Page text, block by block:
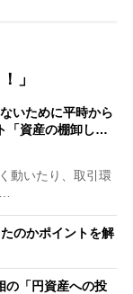
」
いために平時から
「資産の棚卸し…
動いたり、取引環
のかポイントを解
の「円資産への投